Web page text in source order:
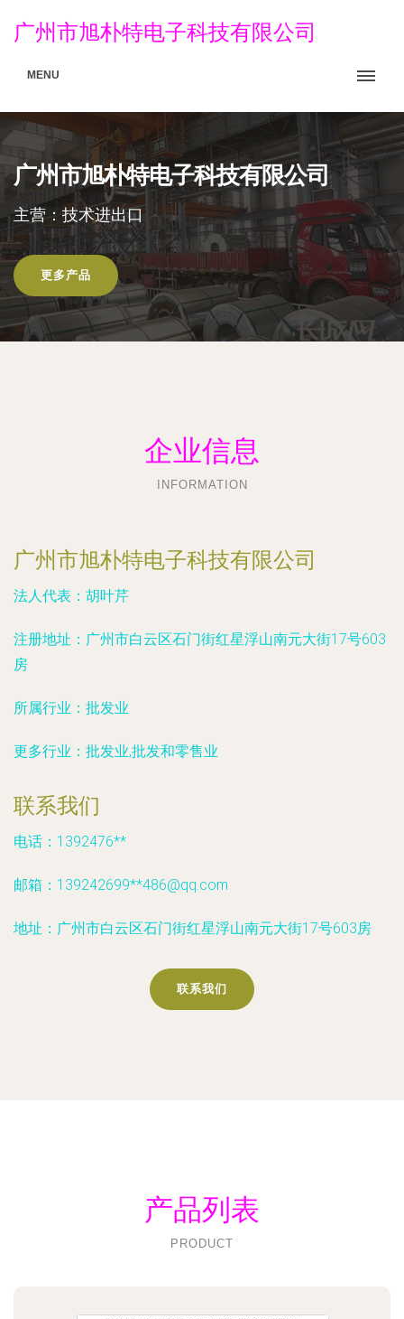
广州市旭朴特电子科技有限公司
MENU
广州市旭朴特电子科技有限公司
主营：技术进出口
更多产品
企业信息
INFORMATION
广州市旭朴特电子科技有限公司
法人代表： 胡叶芹
注册地址： 广州市白云区石门街红星浮山南元大街17号603
房
所属行业： 批发业
更多行业： 批发业,批发和零售业
联系我们
电话：1392476**
邮箱：139242699**486@qq.com
地址：广州市白云区石门街红星浮山南元大街17号603房
联系我们
产品列表
PRODUCT